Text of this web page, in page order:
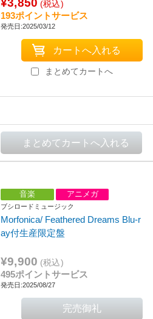
¥3,850 (税込)
193ポイントサービス
発売日:2025/03/12
まとめてカートへ
音楽 アニメガ
ブシロードミュージック
Morfonica/ Feathered Dreams Blu-r
ay付生産限定盤
¥9,900 (税込)
495ポイントサービス
発売日:2025/08/27